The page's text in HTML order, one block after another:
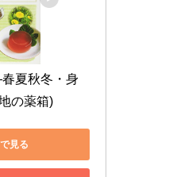
夏秋冬・身
の薬箱)
見る